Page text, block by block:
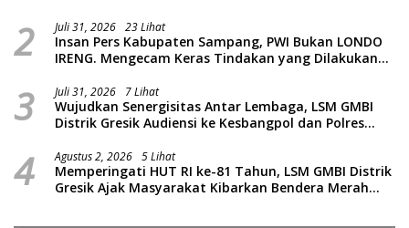
2 Juli 31, 2026 23 Lihat
Insan Pers Kabupaten Sampang, PWI Bukan LONDO
IRENG. Mengecam Keras Tindakan yang Dilakukan
3 Juli 31, 2026 7 Lihat
Wujudkan Senergisitas Antar Lembaga, LSM GMBI
Distrik Gresik Audiensi ke Kesbangpol dan Polres
Piatu
4 Agustus 2, 2026 5 Lihat
Memperingati HUT RI ke-81 Tahun, LSM GMBI Distrik
Gresik Ajak Masyarakat Kibarkan Bendera Merah